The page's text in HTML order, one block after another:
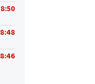
8:50
8:48
8:46